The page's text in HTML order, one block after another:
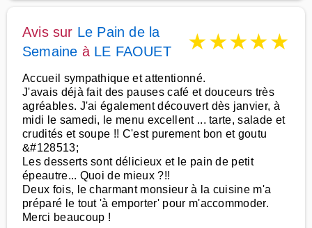
Avis sur Le Pain de la
Semaine à LE FAOUET ★★★★★
Accueil sympathique et attentionné.
J'avais déjà fait des pauses café et douceurs très
agréables. J'ai également découvert dès janvier, à
midi le samedi, le menu excellent ... tarte, salade et
crudités et soupe !! C'est purement bon et goutu
&#128513;
Les desserts sont délicieux et le pain de petit
épeautre... Quoi de mieux ?!!
Deux fois, le charmant monsieur à la cuisine m'a
préparé le tout 'à emporter' pour m'accommoder.
Merci beaucoup !